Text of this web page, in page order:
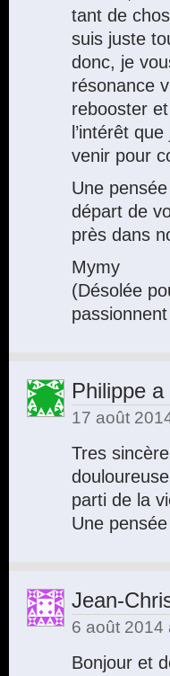
tant de
suis juste
donc, je
résonance
rebooster
l’intérêt
venir pour
Une
départ de
près dans
Mymy
(Désolée
Philippe a
17 août
Tres
parti de la
Une
Jean-
6 août 2014
Bonjour et